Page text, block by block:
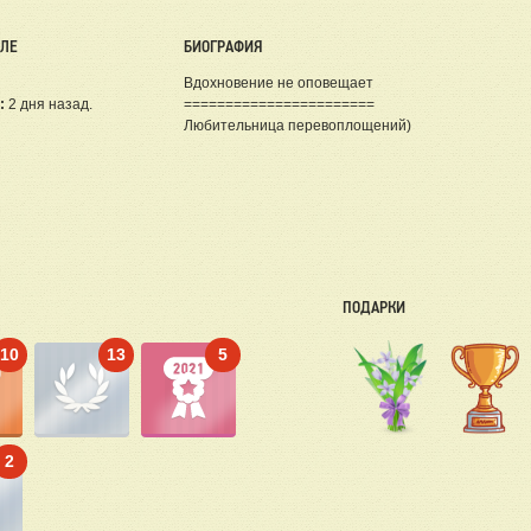
2 дня назад.
БИОГРАФИЯ
Вдохновение не оповещает
=======================
Любительница перевоплощений)
10 13 5
2
ПОДАРКИ